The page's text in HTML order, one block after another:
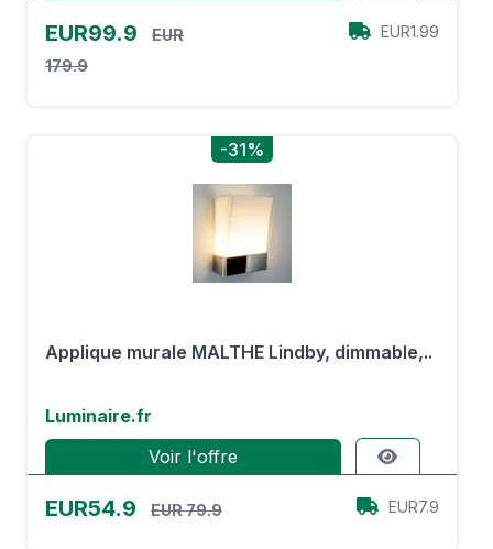
EUR99.9
EUR
179.9
EUR1.99
-31%
Applique murale MALTHE Lindby, dimmable,..
Luminaire.fr
Voir l'offre
EUR54.9 EUR 79.9 EUR7.9